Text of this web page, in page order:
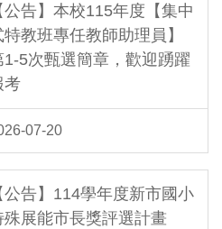
公告】本校115年度【集中
特教班專任教師助理員】
1-5次甄選簡章，歡迎踴躍
考
07-20
公告】114學年度新市國小
殊展能市長獎評選計畫